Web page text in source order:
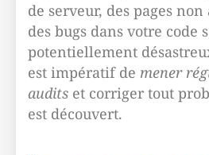
de serveur, des pages non
des bugs dans votre code
potentiellement
est impératif de mener
audits et corriger tout
est découvert.